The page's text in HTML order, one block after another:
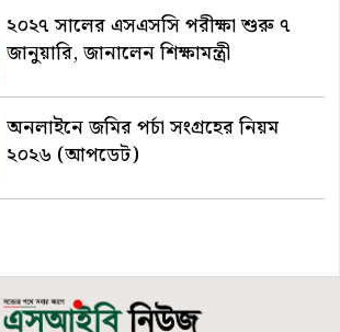
২০২৭ সালের এসএসসি পরীক্ষা শুরু ৭
জানুয়ারি, জানালেন শিক্ষামন্ত্রী
অনলাইনে জমির পর্চা সংগ্রহের নিয়ম
২০২৬ (আপডেট)